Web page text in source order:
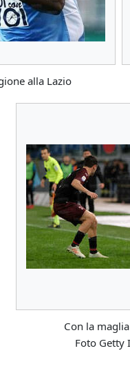
alla Lazio
Con la
Foto Getty